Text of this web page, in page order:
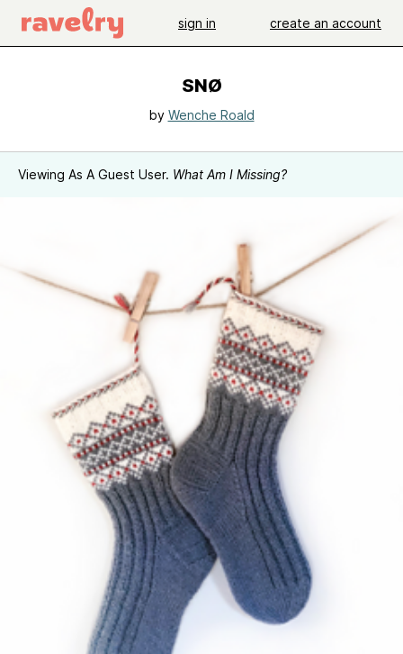
sign in create an account
SNØ
by Wenche Roald
Viewing As A Guest User. What Am I Missing?